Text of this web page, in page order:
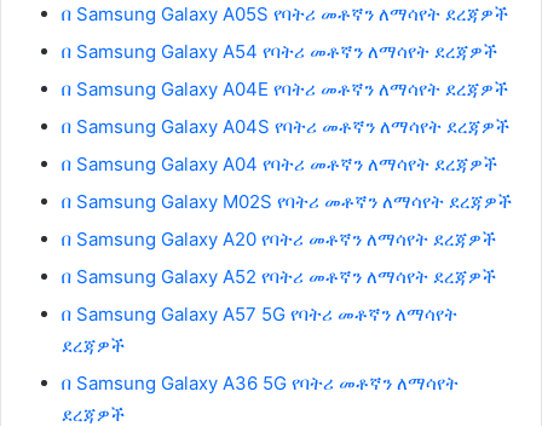
በ Samsung Galaxy A05S የባትሪ መቶኛን ለማሳየት ደረጃዎች
በ Samsung Galaxy A54 የባትሪ መቶኛን ለማሳየት ደረጃዎች
በ Samsung Galaxy A04E የባትሪ መቶኛን ለማሳየት ደረጃዎች
በ Samsung Galaxy A04S የባትሪ መቶኛን ለማሳየት ደረጃዎች
በ Samsung Galaxy A04 የባትሪ መቶኛን ለማሳየት ደረጃዎች
በ Samsung Galaxy M02S የባትሪ መቶኛን ለማሳየት ደረጃዎች
በ Samsung Galaxy A20 የባትሪ መቶኛን ለማሳየት ደረጃዎች
በ Samsung Galaxy A52 የባትሪ መቶኛን ለማሳየት ደረጃዎች
በ Samsung Galaxy A57 5G የባትሪ መቶኛን ለማሳየት
ደረጃዎች
በ Samsung Galaxy A36 5G የባትሪ መቶኛን ለማሳየት
ደረጃዎች